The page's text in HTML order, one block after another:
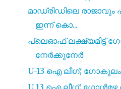
മാഡ്രിഡിലെ
ഇന്ന് കൊ...
പ്ലെഓഫ്‌ ലക്ഷ്യമിട്ട്
നേർക്കുനേർ
U-13 ഐ ലീഗ്;
U 13 ഐ ലീഗ്; ഗോൾമഴ